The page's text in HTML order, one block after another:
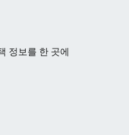
정보를 한 곳에